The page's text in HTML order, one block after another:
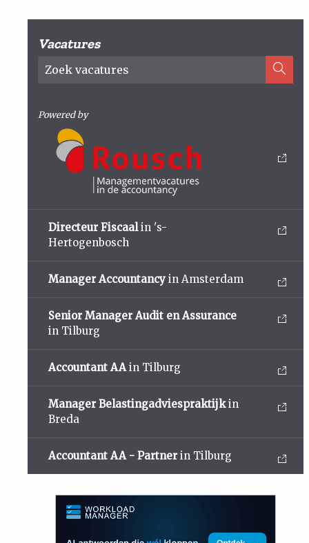
Vacatures
Powered by
Directeur Fiscaalin 's-
Hertogenbosch
Manager Accountancy in Amsterdam
Senior Manager Audit en Assurance
in Tilburg
Accountant AAin Tilburg
Manager Belastingadviespraktijkin
Breda
Accountant AA - Partner in Tilburg